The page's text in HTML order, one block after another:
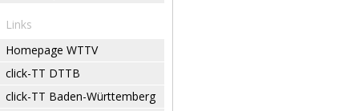
Links
Homepage WTTV
click-TT DTTB
click-TT Baden-Württemberg